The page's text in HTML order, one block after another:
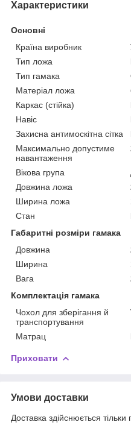
Характеристики
Основні
Країна виробник
Тип ложа
Тип гамака
Матеріал ложа
Каркас (стійка)
Навіс
Захисна антимоскітна сітка
Максимально допустиме
навантаження
Вікова група
Довжина ложа
Ширина ложа
Стан
Габаритні розміри гамака
Довжина
Ширина
Вага
Комплектація гамака
Чохол для зберігання й
транспортування
Матрац
Приховати
Умови доставки
Доставка здійснюється тільки